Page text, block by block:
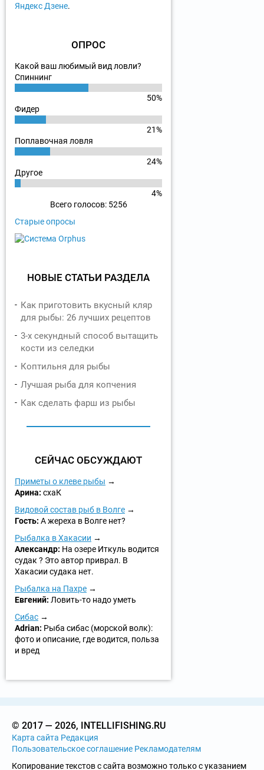
Яндекс Дзене.
ОПРОС
Какой ваш любимый вид ловли?
Спиннинг
50%
Фидер
21%
Поплавочная ловля
24%
Другое
4%
Всего голосов: 5256
Старые опросы
НОВЫЕ СТАТЬИ РАЗДЕЛА
Как приготовить вкусный кляр
для рыбы: 26 лучших рецептов
3-х секундный способ вытащить
кости из селедки
Коптильня для рыбы
Лучшая рыба для копчения
Как сделать фарш из рыбы
СЕЙЧАС ОБСУЖДАЮТ
Приметы о клеве рыбы
Арина: схаК
Видовой состав рыб в Волге
Гость: А жереха в Волге нет?
Рыбалка в Хакасии
Александр: На озере Иткуль водится
судак ? Это автор приврал. В
Хакасии судака нет.
Рыбалка на Пахре
Евгений: Ловить-то надо уметь
Сибас
Adrian: Рыба сибас (морской волк):
фото и описание, где водится, польза
и вред
© 2017 — 2026, INTELLIFISHING.RU
Карта сайта Редакция
Пользовательское соглашение Рекламодателям
Копирование текстов с сайта возможно только с указанием